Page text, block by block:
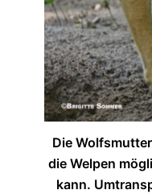
Die
die Welpen
kann.